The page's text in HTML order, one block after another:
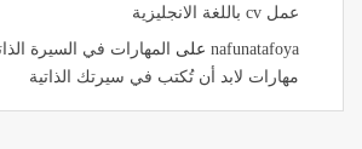
عمل cv باللغة الانجليزية
nafunatafoya على
المهارات في السيرة
مهارات لابد أن تُكتب في سيرتك الذاتية